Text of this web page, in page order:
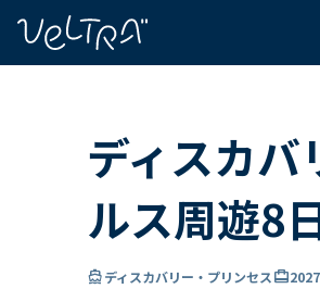
ディスカ
ルス周遊8
directions_boatディスカバリー・プリンセスcard_travel